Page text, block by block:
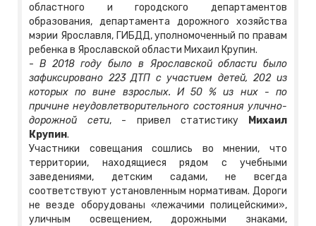
областного и городского департаментов
образования, департамента дорожного хозяйства
мэрии Ярославля, ГИБДД, уполномоченный по правам
ребенка в Ярославской области Михаил Крупин.
- В 2018 году было в Ярославской области было
зафиксировано 223 ДТП с участием детей, 202 из
которых по вине взрослых. И 50 % из них - по
причине неудовлетворительного состояния улично-
дорожной сети, - привел статистику
Михаил
Крупин.
Участники совещания сошлись во мнении, что
территории, находящиеся рядом с учебными
заведениями, детским садами, не всегда
соответствуют установленным нормативам. Дороги
не везде оборудованы «лежачими полицейскими»,
уличным освещением, дорожными знаками,